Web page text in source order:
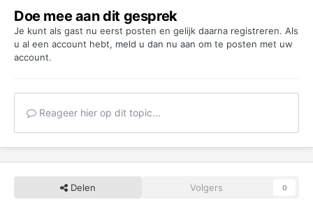
Doe mee aan dit gesprek
Je kunt als gast nu eerst posten en gelijk daarna registreren. Als
u al een account hebt, meld u dan nu aan om te posten met uw
account.
Reageer hier op dit topic...
Delen Volgers 0